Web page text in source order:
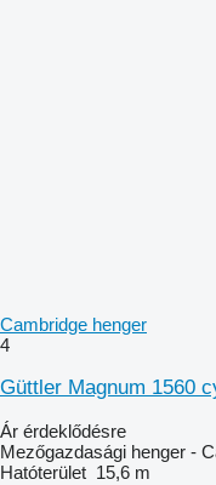
Cambridge henger
4
Güttler Magnum 1560
Ár érdeklődésre
Mezőgazdasági henger -
Hatóterület 15,6 m